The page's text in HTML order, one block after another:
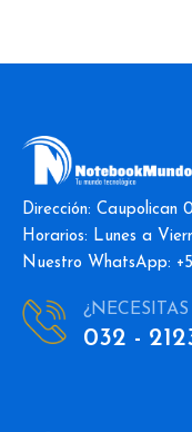
Dirección: Caupolican
Horarios: Lunes a
Nuestro WhatsApp:
032 -